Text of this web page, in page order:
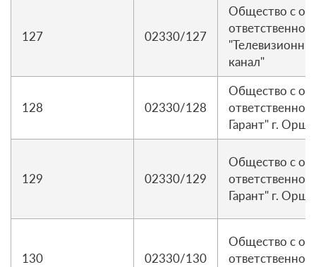
127 02330/127
Общество с
канал"
128 02330/128
Общество с
Гарант" г. Орша
129 02330/129
Общество с
Гарант" г. Орша
130 02330/130
Общество с